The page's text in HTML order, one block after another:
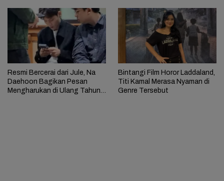
Resmi Bercerai dari Jule, Na
Daehoon Bagikan Pesan
Mengharukan di Ulang Tahun
Bintangi Film Horor Laddaland,
Titi Kamal Merasa Nyaman di
Genre Tersebut